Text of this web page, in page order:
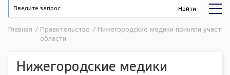
Главная /
Правительство
области
/ Нижегородские медики приняли
Нижегородские медики